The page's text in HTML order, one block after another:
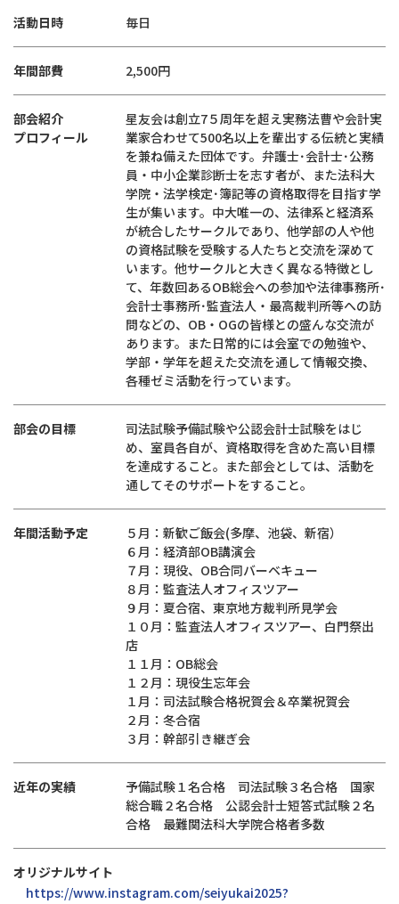
活動日時 毎日
年間部費 2,500円
部会紹介
プロフィール
星友会は創立7５周年を超え実務法曹や会計実
業家合わせて500名以上を輩出する伝統と実績
を兼ね備えた団体です。弁護士･会計士･公務
員・中小企業診断士を志す者が、また法科大
学院・法学検定･簿記等の資格取得を目指す学
生が集います。中大唯一の、法律系と経済系
が統合したサークルであり、他学部の人や他
の資格試験を受験する人たちと交流を深めて
います。他サークルと大きく異なる特徴とし
て、年数回あるOB総会への参加や法律事務所･
会計士事務所･監査法人・最高裁判所等への訪
問などの、OB・OGの皆様との盛んな交流が
あります。また日常的には会室での勉強や、
学部・学年を超えた交流を通して情報交換、
各種ゼミ活動を行っています。
部会の目標
司法試験予備試験や公認会計士試験をはじ
め、室員各自が、資格取得を含めた高い目標
を達成すること。また部会としては、活動を
通してそのサポートをすること。
年間活動予定
５月：新歓ご飯会(多摩、池袋、新宿）
６月：経済部OB講演会
７月：現役、OB合同バーベキュー
８月：監査法人オフィスツアー
９月：夏合宿、東京地方裁判所見学会
１０月：監査法人オフィスツアー、白門祭出
店
１１月：OB総会
１２月：現役生忘年会
１月：司法試験合格祝賀会＆卒業祝賀会
２月：冬合宿
３月：幹部引き継ぎ会
近年の実績
予備試験１名合格 司法試験３名合格 国家
総合職２名合格 公認会計士短答式試験２名
合格 最難関法科大学院合格者多数
オリジナルサイト
https://www.instagram.com/seiyukai2025?